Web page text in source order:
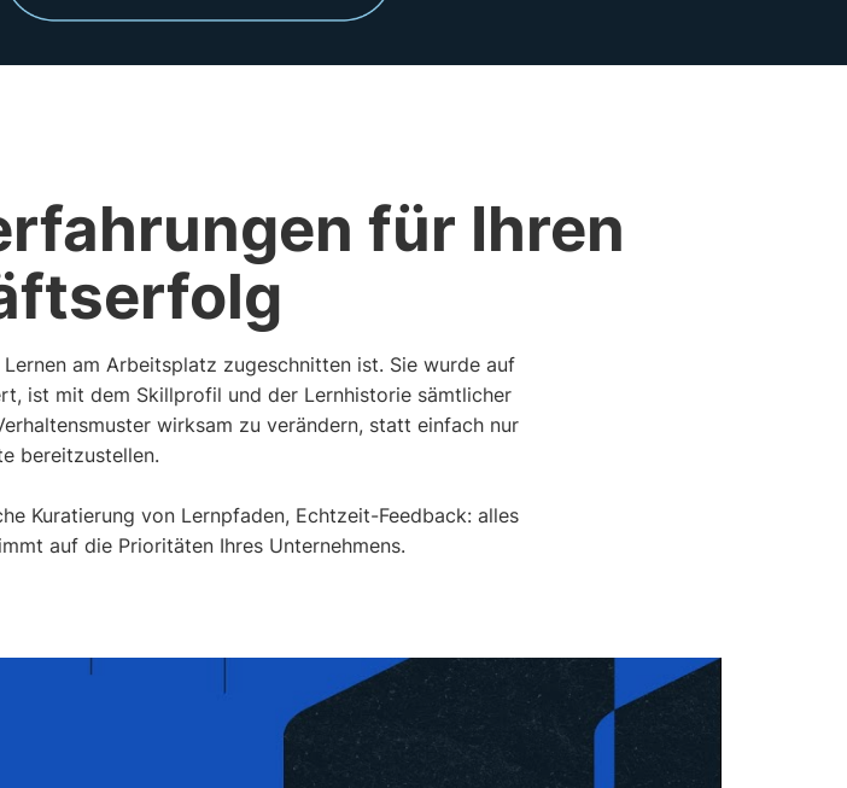
für Ihren
am Arbeitsplatz zugeschnitten ist. Sie wurde auf
ist mit dem Skillprofil und der Lernhistorie sämtlicher
wirksam zu verändern, statt einfach nur
bereitzustellen.
Kuratierung von Lernpfaden, Echtzeit-Feedback: alles
auf die Prioritäten Ihres Unternehmens.